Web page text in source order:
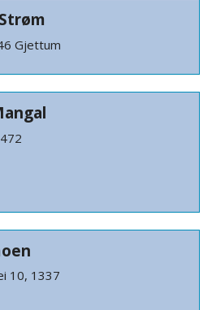
Gjettum
10, 1337